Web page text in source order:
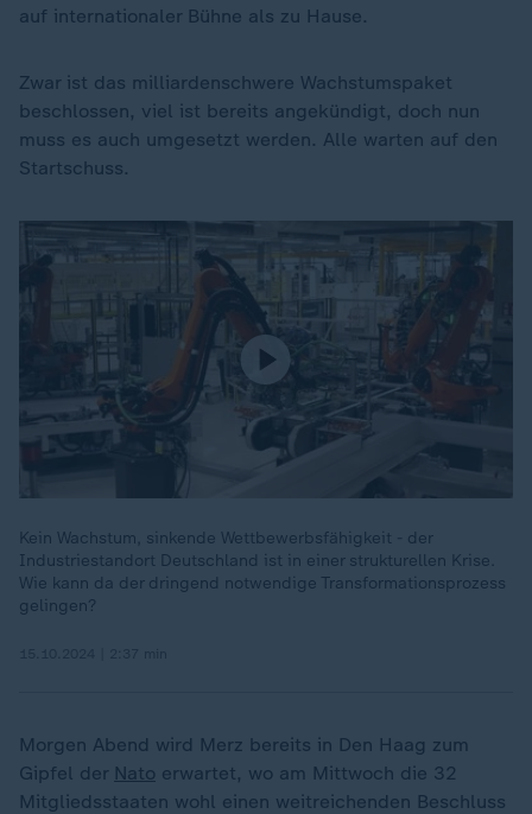
auf internationaler Bühne als zu Hause.
Zwar ist das milliardenschwere Wachstumspaket
beschlossen, viel ist bereits angekündigt, doch nun
muss es auch umgesetzt werden. Alle warten auf den
Startschuss.
Kein Wachstum, sinkende Wettbewerbsfähigkeit - der
Industriestandort Deutschland ist in einer strukturellen Krise.
Wie kann da der dringend notwendige Transformationsprozess
gelingen?
Morgen Abend wird Merz bereits in Den Haag zum
Gipfel der Nato erwartet, wo am Mittwoch die 32
Mitgliedsstaaten wohl einen weitreichenden Beschluss